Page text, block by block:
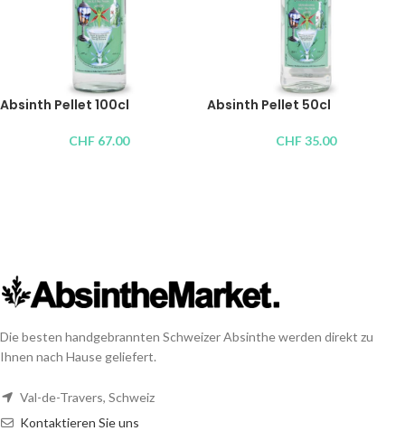
Absinth Pellet 100cl
CHF 67.00
Absinth Pellet 50cl
CHF35.00
Die besten handgebrannten Schweizer Absinthe werden direkt zu
Ihnen nach Hause geliefert.
Val-de-Travers, Schweiz
Kontaktieren Sie uns